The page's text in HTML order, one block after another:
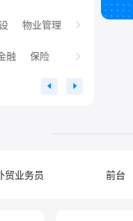
术职位
物业管理
融
保险
贸业务员 前台